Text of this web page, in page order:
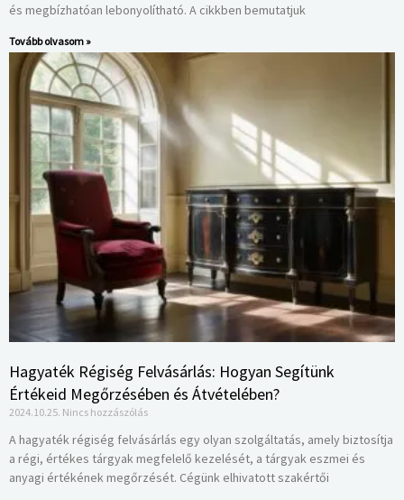
és megbízhatóan lebonyolítható. A cikkben bemutatjuk
Tovább olvasom »
Hagyaték Régiség Felvásárlás: Hogyan Segítünk
Értékeid Megőrzésében és Átvételében?
2024.10.25. Nincs hozzászólás
A hagyaték régiség felvásárlás egy olyan szolgáltatás, amely biztosítja
a régi, értékes tárgyak megfelelő kezelését, a tárgyak eszmei és
anyagi értékének megőrzését. Cégünk elhivatott szakértői